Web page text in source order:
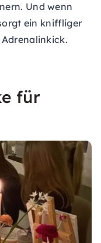
Und wenn
ein kniffliger
für